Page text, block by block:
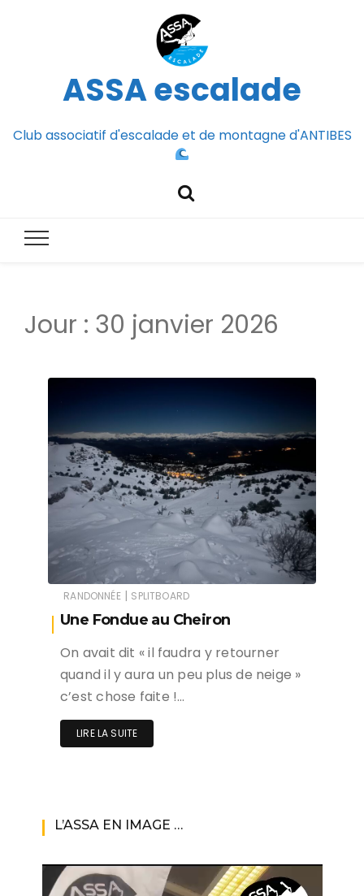
ASSA escalade
Club associatif d'escalade et de montagne d'ANTIBES
Jour : 30 janvier 2026
RANDONNÉE | SPLITBOARD
Une Fondue au Cheiron
On avait dit « il faudra y retourner
quand il y aura un peu plus de neige »
c’est chose faite !…
LIRE LA SUITE
L’ASSA EN IMAGE …
Lecteur